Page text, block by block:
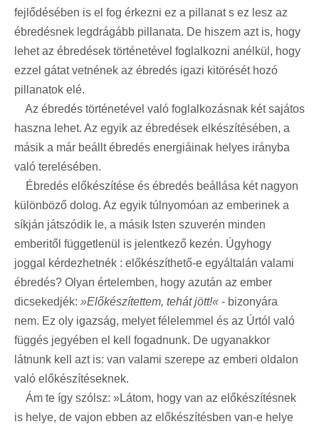
fejlődésében is el fog érkezni ez a pillanat s ez lesz az
ébredésnek legdrágább pillanata. De hiszem azt is, hogy
lehet az ébredések történetével foglalkozni anélkül, hogy
ezzel gátat vetnének az ébredés igazi kitörését hozó
pillanatok elé.
Az ébredés történetével való foglalkozásnak két sajátos
haszna lehet. Az egyik az ébredések elkészítésében, a
másik a már beállt ébredés energiáinak helyes irányba
való terelésében.
Ébredés előkészítése és ébredés beállása két nagyon
különböző dolog. Az egyik túlnyomóan az emberinek a
síkján játszódik le, a másik Isten szuverén minden
emberitől függetlenül is jelentkező kezén. Úgyhogy
joggal kérdezhetnék : előkészíthető-e egyáltalán valami
ébredés? Olyan értelemben, hogy azután az ember
dicsekedjék: »Előkészítettem, tehát jött!« - bizonyára
nem. Ez oly igazság, melyet félelemmel és az Úrtól való
függés jegyében el kell fogadnunk. De ugyanakkor
látnunk kell azt is: van valami szerepe az emberi oldalon
való előkészítéseknek.
Ám te így szólsz: »Látom, hogy van az előkészítésnek
is helye, de vajon ebben az előkészítésben van-e helye